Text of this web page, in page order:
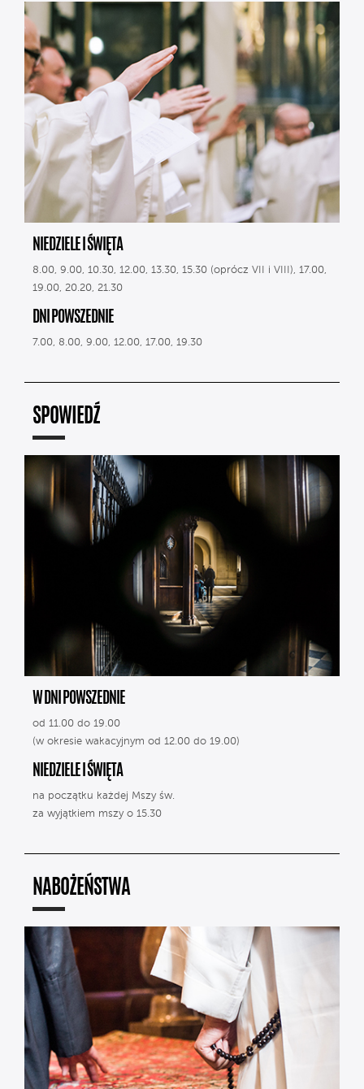
NIEDZIELE I ŚWIĘTA
8.00, 9.00, 10.30, 12.00, 13.30, 15.30 (oprócz VII i VIII), 17.00,
19.00, 20.20, 21.30
DNI POWSZEDNIE
7.00, 8.00, 9.00, 12.00, 17.00, 19.30
SPOWIEDŹ
W DNI POWSZEDNIE
od 11.00 do 19.00
(w okresie wakacyjnym od 12.00 do 19.00)
NIEDZIELE I ŚWIĘTA
na początku każdej Mszy św.
za wyjątkiem mszy o 15.30
NABOŻEŃSTWA